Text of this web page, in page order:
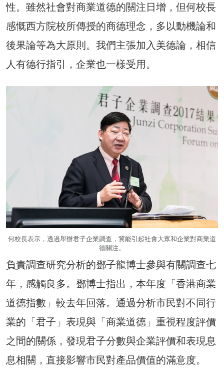
性。雖然社會對商業道德的關注日增，但何校長
感慨西方院校所傳授的商德理念，多以動機論和
後果論等為大原則。我們主張加入美德論，相信
人有德行指引，企業也一樣受用。
何校長表示，透過舉辦君子企業調查，冀能引起社會大眾和企業對商業道
德關注。
負責調查研究分析的鄧子龍博士參與有關調查七
年，感觸良多。鄧博士指出，本年度「香港商業
道德指數」較去年回落。通過分析市民對不同行
業的「君子」表現與「商業道德」重視程度評價
之間的關係，發現君子分數與企業評價和表現息
息相關，直接影響市民對產品價值的滿意度。